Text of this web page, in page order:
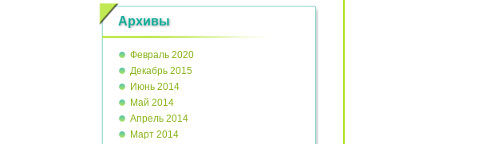
Архивы
Февраль 2020
Декабрь 2015
Июнь 2014
Май 2014
Апрель 2014
Март 2014